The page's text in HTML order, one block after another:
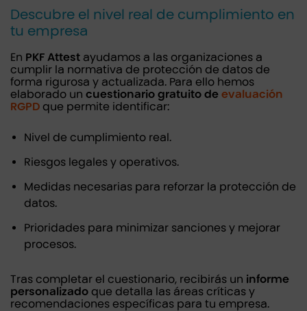
Descubre el nivel real de cumplimiento en
tu empresa
En PKF Attest ayudamos a las organizaciones a
cumplir la normativa de protección de datos de
forma rigurosa y actualizada. Para ello hemos
elaborado un cuestionario gratuito de evaluación
RGPD que permite identificar:
Nivel de cumplimiento real.
Riesgos legales y operativos.
Medidas necesarias para reforzar la protección de
datos.
Prioridades para minimizar sanciones y mejorar
procesos.
Tras completar el cuestionario, recibirás un informe
personalizado que detalla las áreas críticas y
recomendaciones específicas para tu empresa.